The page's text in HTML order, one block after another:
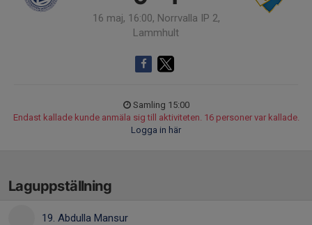
16 maj, 16:00, Norrvalla IP 2,
Lammhult
Samling 15:00
Endast kallade kunde anmäla sig till aktiviteten. 16 personer var kallade.
Logga in här
Laguppställning
19. Abdulla Mansur